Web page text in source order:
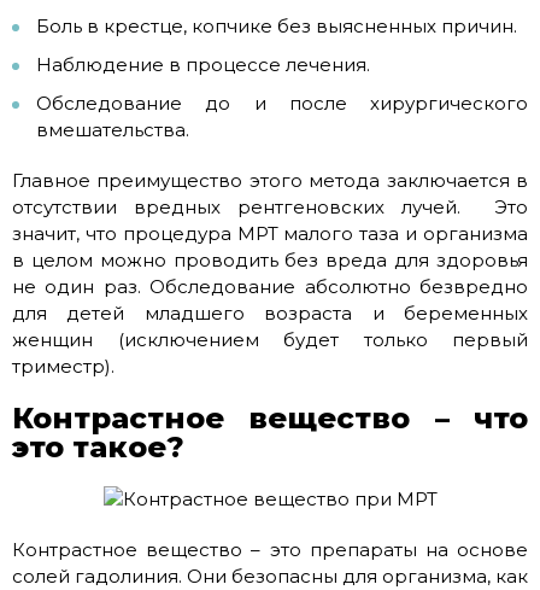
Боль в крестце, копчике без выясненных причин.
Наблюдение в процессе лечения.
Обследование до и после хирургического
вмешательства.
Главное преимущество этого метода заключается в
отсутствии вредных рентгеновских лучей. Это
значит, что процедура МРТ малого таза и организма
в целом можно проводить без вреда для здоровья
не один раз. Обследование абсолютно безвредно
для детей младшего возраста и беременных
женщин (исключением будет только первый
триместр).
Контрастное вещество – что
это такое?
Контрастное вещество – это препараты на основе
солей гадолиния. Они безопасны для организма, как